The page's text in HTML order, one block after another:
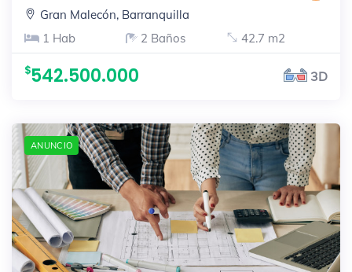
Gran Malecón, Barranquilla
1 Hab
2 Baños 42.7 m2
542.500.000 3D
ANUNCIO